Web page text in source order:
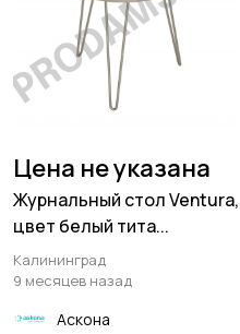
Цена не указана
Журнальный стол Ventura,
цвет белый тита...
Калининград
9 месяцев назад
Аскона